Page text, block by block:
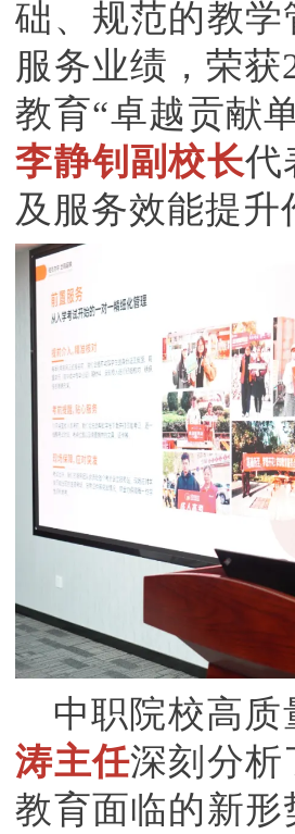
础、规范的教
服务业绩，荣
教育“卓越贡献
李静钊副校长代
及服务效能提
中职院校高
涛主任深刻分析
教育面临的新